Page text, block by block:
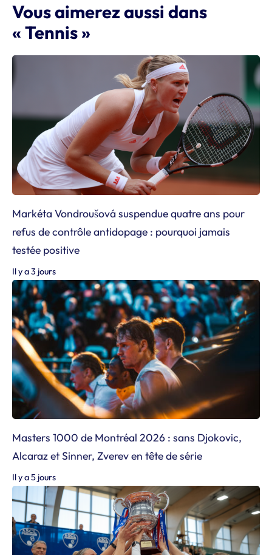
Vous aimerez aussi dans
« Tennis »
Markéta Vondroušová suspendue quatre ans pour
refus de contrôle antidopage : pourquoi jamais
testée positive
Il y a 3 jours
Masters 1000 de Montréal 2026 : sans Djokovic,
Alcaraz et Sinner, Zverev en tête de série
Il y a 5 jours